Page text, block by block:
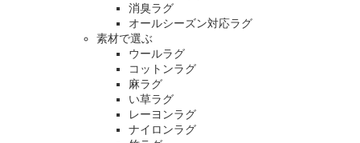
消臭ラグ
オールシーズン対応ラグ
素材で選ぶ
ウールラグ
コットンラグ
麻ラグ
い草ラグ
レーヨンラグ
ナイロンラグ